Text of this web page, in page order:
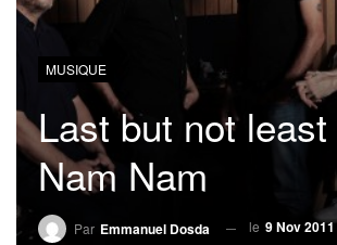
MUSIQUE
Last but not
Nam Nam
Par Emmanuel Dosda le 9 Nov 2011